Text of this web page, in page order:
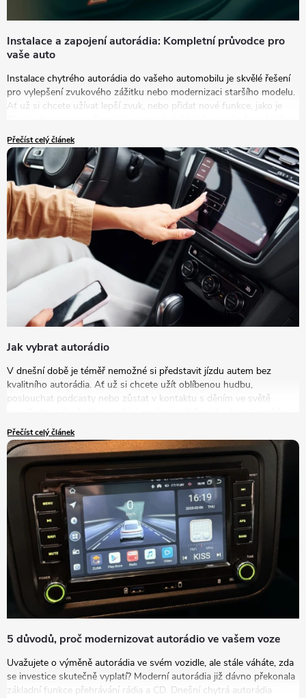
Instalace a zapojení autorádia: Kompletní průvodce pro
vaše auto
Instalace chytrého autorádia do vašeho automobilu je skvělé řešení
pro vylepšení zvukového zážitku nebo modernizaci staršího modelu.
Ať už si chcete užívat lepší zvuk, nebo přidat nové funkce, jako je
autorádia za nový model je tou správnou volbou.
Přečíst celý článek
Jak vybrat autorádio
V dnešní době je téměř nemožné si představit jízdu autem bez
kvalitního autorádia. Ať už si chcete užít oblíbenou hudbu,
poslouchat podcasty nebo zůstat v kontaktu s děním ve světě
výrazně zlepšit vaše zážitky na cestách. V tomto článku se podrobně
podíváme na to, jak vybrat autorádio, které bude nejlépe vyhovovat
vašim potřebám a představám.
Přečíst celý článek
5 důvodů, proč modernizovat autorádio ve vašem voze
Uvažujete o výměně autorádia ve svém vozidle, ale stále váháte, zda
se investice skutečně vyplatí? Moderní autorádia již dávno překonala
základní funkce přehrávání rádia a CD. Dnešní chytrá autorádia